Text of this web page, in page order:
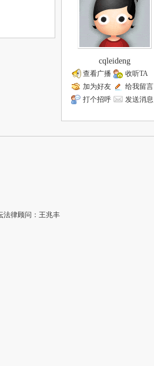
cqleideng
查看广播
收听TA
加为好友
给我留言
打个招呼
发送消息
律顾问：王兆丰